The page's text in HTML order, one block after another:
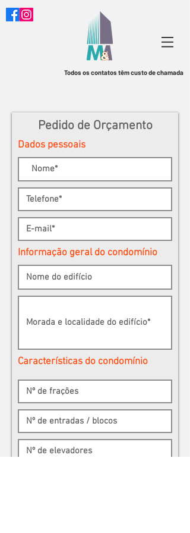
Todos os contatos têm custo de chamada
Pedido de Orçamento
Dados pessoais
Informação geral do condomínio
Características do condomínio